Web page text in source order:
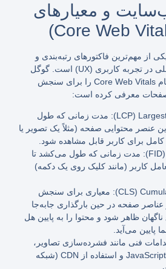
و معیارهای
از مهم‌ترین فاکتورهای رتبه‌بندی و
همچنین یکی از عوامل اصلی در تجربه کاربری (UX) است. گوگل
مجموعه‌ای از معیارها به نام Core Web Vitals را برای سنجش
معرفی کرده است:
LCP)
): مدت زمانی که طول
عنصر محتوایی صفحه (مثلاً یک تصویر یا
برای کاربر قابل مشاهده شود.
): مدت زمانی که طول می‌کشد تا
کاربر (مانند کلیک روی یک دکمه)
CLS)
): معیاری برای سنجش
عناصر صفحه در حین بارگذاری جابه‌جا
ناگهان ظاهر شود و محتوا را به پایین هل
فنی مانند فشرده‌سازی تصاویر،
بهینه‌سازی کدهای CSS و JavaScript و استفاده از CDN (شبکه